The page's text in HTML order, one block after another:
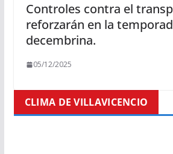
Controles contra el
reforzarán en la
decembrina.
05/12/2025
CLIMA DE VILLAVICENCIO